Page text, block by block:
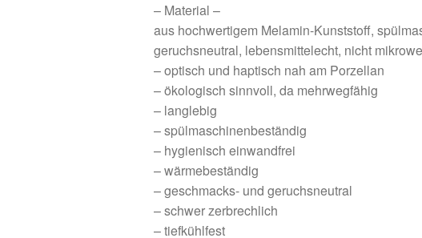
– Material –
aus hochwertigem Melamin-Kunststoff,
geruchsneutral, lebensmittelecht, nicht
– optisch und haptisch nah am Porzellan
– ökologisch sinnvoll, da mehrwegfähig
– langlebig
– spülmaschinenbeständig
– hygienisch einwandfrei
– wärmebeständig
– geschmacks- und geruchsneutral
– schwer zerbrechlich
– tiefkühlfest